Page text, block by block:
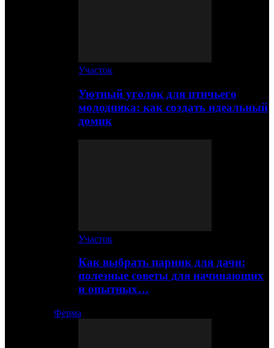
Участок
Уютный уголок для птичьего
молодняка: как создать идеальный
домик
Участок
Как выбрать парник для дачи:
полезные советы для начинающих
и опытных…
Ферма